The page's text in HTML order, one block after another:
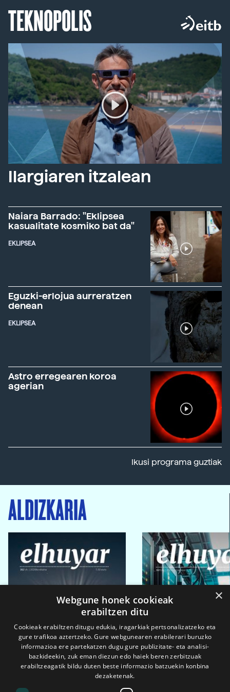
TEKNOPOLIS
Ilargiaren itzalean
Naiara Barrado: "Eklipsea
kasualitate kosmiko bat da"
EKLIPSEA
Eguzki-erlojua aurreratzen
denean
EKLIPSEA
Astro erregearen koroa
agerian
Ikusi programa guztiak
ALDIZKARIA
×
Webgune honek cookieak
erabiltzen ditu
Cookieak erabiltzen ditugu edukia, iragarkiak pertsonalizatzeko eta
gure trafikoa aztertzeko. Gure webgunearen erabilerari buruzko
informazioa ere partekatzen dugu gure publizitate- eta analisi-
bazkideekin, zuk eman diezun edo haiek beren zerbitzuak
erabiltzeagatik bildu duten beste informazio batzuekin konbina
dezaketenak.